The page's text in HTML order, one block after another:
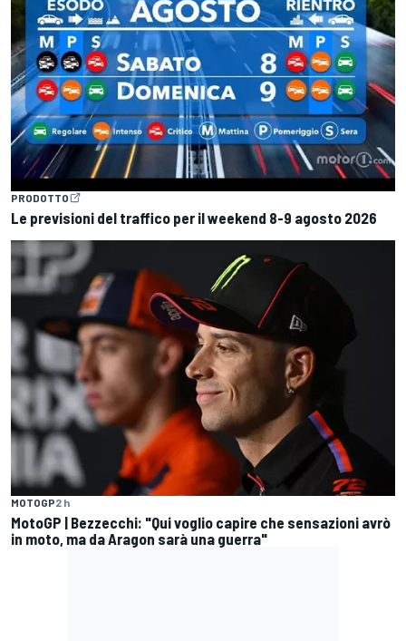
PRODOTTO
Le previsioni del traffico per il weekend 8-9 agosto 2026
MOTOGP2 h
MotoGP | Bezzecchi: "Qui voglio capire che sensazioni avrò
in moto, ma da Aragon sarà una guerra"